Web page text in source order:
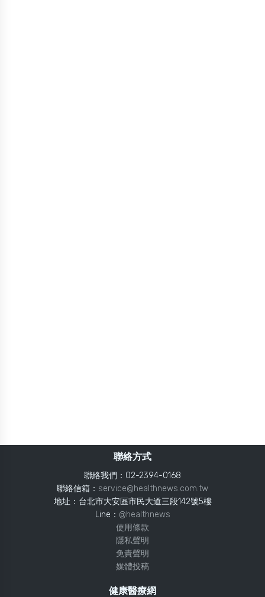
聯絡方式
聯絡我們：02-2394-0168
聯絡信箱： service@healthnews.com.tw
地址：台北市大安區市民大道三段142號5樓
Line： @healthnews
使用條款
隱私聲明
免責聲明
媒體投稿
健康醫療網